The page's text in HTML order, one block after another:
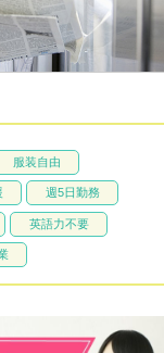
服装自由
週5日勤務
英語力不要